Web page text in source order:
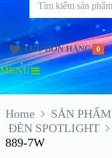
LƯU ĐƠN HÀNG 0
MENU
Home SẢN PHẨM
ĐÈN SPOTLIGHT
889-7W